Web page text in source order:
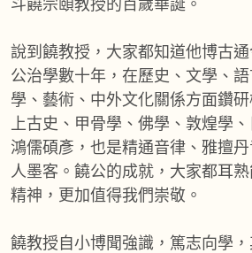
斗饒宗頤教授的百歲華誕。
說到饒教授，大家都知道他博古
公治學數十年，在歷史、文學、
學、藝術、中外文化關係方面鑽
上古史、甲骨學、佛學、敦煌學
鴻儒碩彥，也是精通音律、雅擅
人墨客。饒公的成就，大家都耳
精神，更加值得我們崇敬。
饒教授自小博聞強識，篤志向學